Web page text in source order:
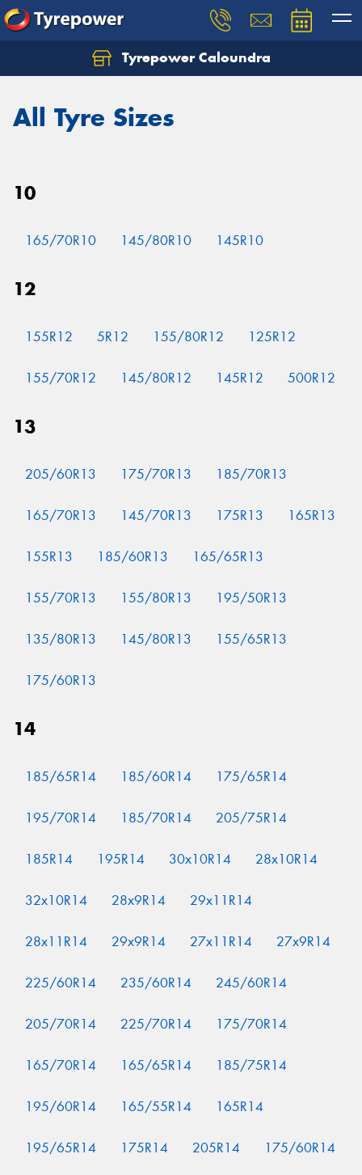
Tyrepower Caloundra
All Tyre Sizes
10
165/70R10 145/80R10 145R10
12
155R12 5R12 155/80R12 125R12
155/70R12 145/80R12 145R12 500R12
13
205/60R13 175/70R13 185/70R13
165/70R13 145/70R13 175R13 165R13
155R13 185/60R13 165/65R13
155/70R13 155/80R13 195/50R13
135/80R13 145/80R13 155/65R13
175/60R13
14
185/65R14 185/60R14 175/65R14
195/70R14 185/70R14 205/75R14
185R14 195R14 30x10R14 28x10R14
32x10R14 28x9R14 29x11R14
28x11R14 29x9R14 27x11R14 27x9R14
225/60R14 235/60R14 245/60R14
205/70R14 225/70R14 175/70R14
165/70R14 165/65R14 185/75R14
195/60R14 165/55R14 165R14
195/65R14 175R14 205R14 175/60R14
Let us know what you need, and our team will
Your details